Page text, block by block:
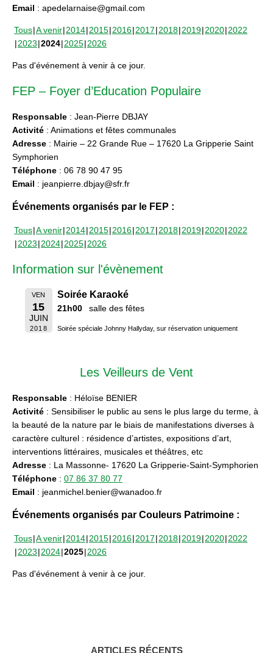
Email : apedelarnaise@gmail.com
Tous A venir 2014 2015 2016 2017 2018 2019 2020 2022
2023 2024 2025 2026
Pas d'événement à venir à ce jour.
FEP – Foyer d’Education Populaire
Responsable : Jean-Pierre DBJAY
Activité : Animations et fêtes communales
Adresse : Mairie – 22 Grande Rue – 17620 La Gripperie Saint
Symphorien
Téléphone : 06 78 90 47 95
Email : jeanpierre.dbjay@sfr.fr
Événements organisés par le FEP :
Tous A venir 2014 2015 2016 2017 2018 2019 2020 2022
2023 2024 2025 2026
Information sur l'évènement
VEN
15
JUIN
2018
Soirée Karaoké
21h00 salle des fêtes
Soirée spéciale Johnny Hallyday, sur réservation uniquement
Les Veilleurs de Vent
Responsable : Héloïse BENIER
Activité : Sensibiliser le public au sens le plus large du terme, à
la beauté de la nature par le biais de manifestations diverses à
caractère culturel : résidence d’artistes, expositions d’art,
interventions littéraires, musicales et théâtres, etc
Adresse : La Massonne- 17620 La Gripperie-Saint-Symphorien
Téléphone : 07 86 37 80 77
Email : jeanmichel.benier@wanadoo.fr
Événements organisés par Couleurs Patrimoine :
Tous A venir 2014 2015 2016 2017 2018 2019 2020 2022
2023 2024 2025 2026
Pas d'événement à venir à ce jour.
ARTICLES RÉCENTS